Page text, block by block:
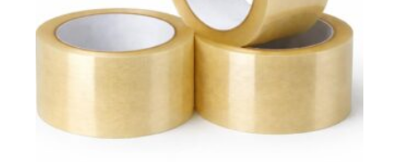
opciones
se
pueden
la